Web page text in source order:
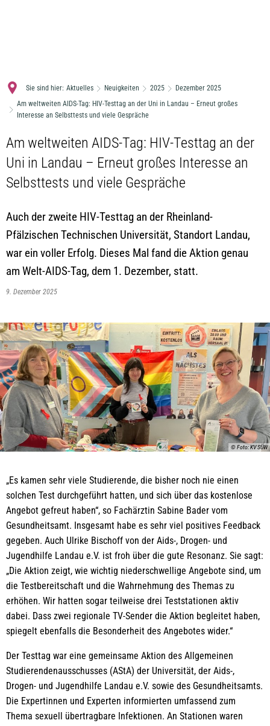
Sie sind hier: Aktuelles Neuigkeiten 2025
Dezember 2025
Am weltweiten AIDS-Tag: HIV-Testtag an der Uni in Landau – Erneut großes
Interesse an Selbsttests und viele Gespräche
Am weltweiten AIDS-Tag: HIV-Testtag an der
Uni in Landau – Erneut großes Interesse an
Selbsttests und viele Gespräche
Auch der zweite HIV-Testtag an der Rheinland-
Pfälzischen Technischen Universität, Standort Landau,
war ein voller Erfolg. Dieses Mal fand die Aktion genau
am Welt-AIDS-Tag, dem 1. Dezember, statt.
9. Dezember 2025
© Foto: KV SÜW
„Es kamen sehr viele Studierende, die bisher noch nie einen
solchen Test durchgeführt hatten, und sich über das kostenlose
Angebot gefreut haben“, so Fachärztin Sabine Bader vom
Gesundheitsamt. Insgesamt habe es sehr viel positives Feedback
gegeben. Auch Ulrike Bischoff von der Aids-, Drogen- und
Jugendhilfe Landau e.V. ist froh über die gute Resonanz. Sie sagt:
„Die Aktion zeigt, wie wichtig niederschwellige Angebote sind, um
die Testbereitschaft und die Wahrnehmung des Themas zu
erhöhen. Wir hatten sogar teilweise drei Teststationen aktiv
dabei. Dass zwei regionale TV-Sender die Aktion begleitet haben,
spiegelt ebenfalls die Besonderheit des Angebotes wider.“
Der Testtag war eine gemeinsame Aktion des Allgemeinen
Studierendenausschusses (AStA) der Universität, der Aids-,
Drogen- und Jugendhilfe Landau e.V. sowie des Gesundheitsamts.
Die Expertinnen und Experten informierten umfassend zum
Thema sexuell übertragbare Infektionen. An Stationen waren